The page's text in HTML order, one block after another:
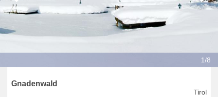
1/8
Gnadenwald
Tirol